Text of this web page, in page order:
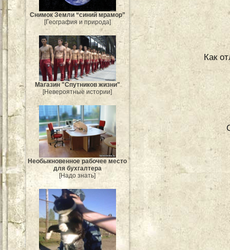
Снимок Земли “синий мрамор”
[География и природа]
Магазин "Спутников жизни"
[Невероятные истории]
Необыкновенное рабочее место
для бухгалтера
[Надо знать]
Как